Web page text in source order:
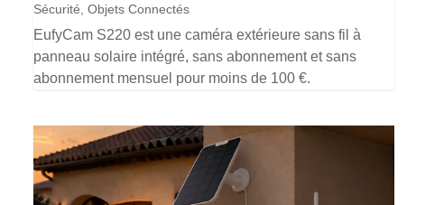
Sécurité ,Objets Connectés
EufyCam S220 est une caméra extérieure sans fil à
panneau solaire intégré, sans abonnement et sans
abonnement mensuel pour moins de 100 €.